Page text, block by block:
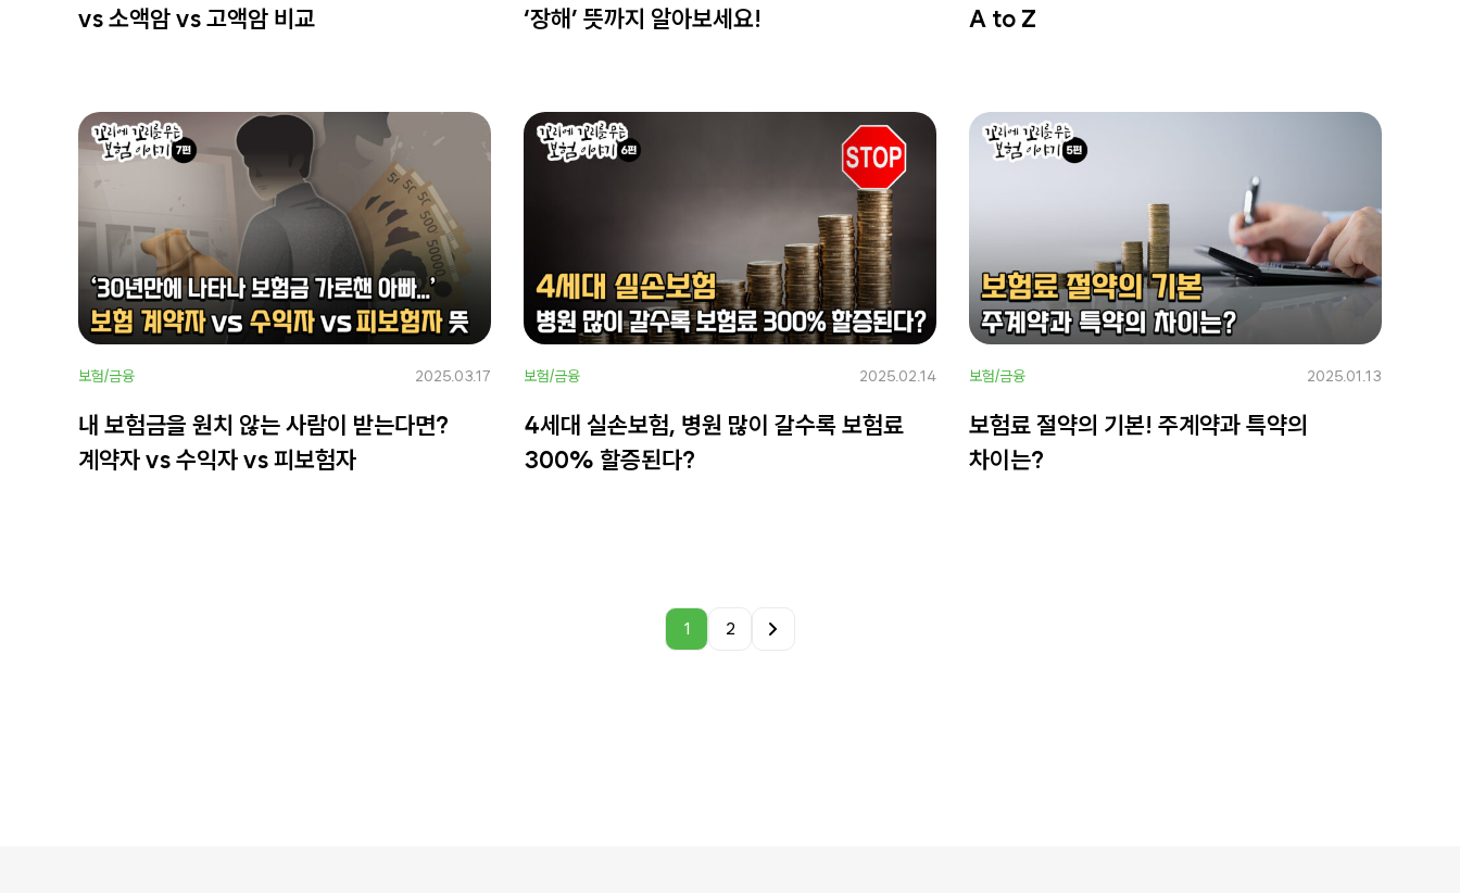
vs 소액암 vs 고액암 비교
‘장해’ 뜻까지 알아보세요!
A to Z
보험/금융 2025.03.17
내 보험금을 원치 않는 사람이 받는다면?
계약자 vs 수익자 vs 피보험자
보험/금융 2025.02.14
4세대 실손보험, 병원 많이 갈수록 보험료
300% 할증된다?
보험/금융 2025.01.13
보험료 절약의 기본! 주계약과 특약의
차이는?
1 2